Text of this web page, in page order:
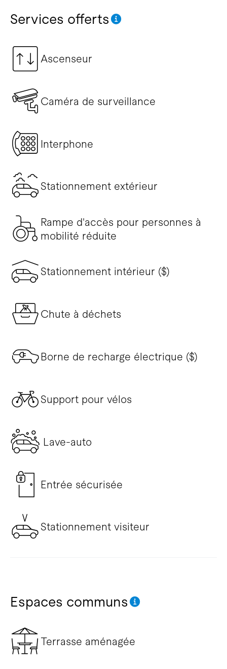
Services offerts
Ascenseur
Caméra de surveillance
Interphone
Stationnement extérieur
Rampe d'accès pour personnes à
mobilité réduite
Stationnement intérieur ($)
Chute à déchets
Borne de recharge électrique ($)
Support pour vélos
Lave-auto
Entrée sécurisée
Stationnement visiteur
Espaces communs
Terrasse aménagée